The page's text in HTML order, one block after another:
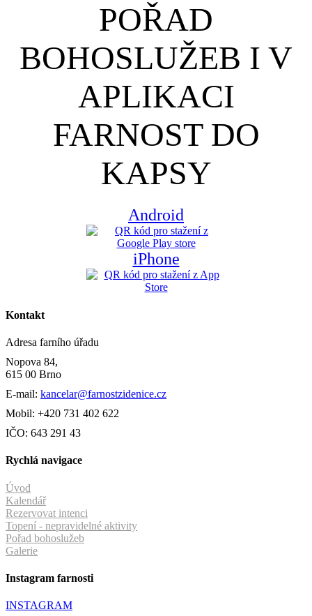
POŘAD
BOHOSLUŽEB I V
APLIKACI
FARNOST DO
KAPSY
Android
iPhone
Kontakt
Adresa farního úřadu
Nopova 84,
615 00 Brno
E-mail: kancelar@farnostzidenice.cz
Mobil: +420 731 402 622
IČO: 643 291 43
Rychlá navigace
Úvod
Kalendář
Rezervovat intenci
Topení - nepravidelné aktivity
Pořad bohoslužeb
Galerie
Instagram farnosti
INSTAGRAM